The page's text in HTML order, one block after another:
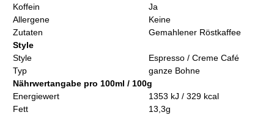
Koffein
Ja
Allergene
Keine
Zutaten
Gemahlener Röstkaffee
Style
Style
Espresso / Creme Café
Typ
ganze Bohne
Nährwertangabe pro 100ml / 100g
Energiewert
1353 kJ / 329 kcal
Fett
13,3g